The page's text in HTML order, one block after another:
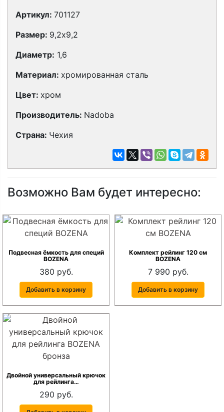
Артикул: 701127
Размер: 9,2х9,2
Диаметр: 1,6
Материал: хромированная сталь
Цвет: хром
Производитель: Nadoba
Страна: Чехия
Возможно Вам будет интересно:
Подвесная ёмкость для специй
BOZENA
380 руб.
Добавить в корзину
Комплект рейлинг 120 см
BOZENA
7 990 руб.
Добавить в корзину
Двойной универсальный крючок
для рейлинга…
290 руб.